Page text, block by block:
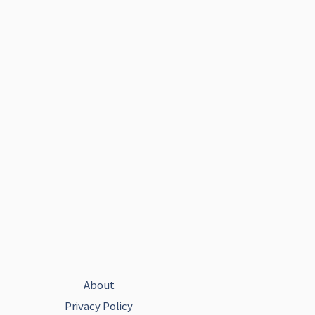
About
Privacy Policy